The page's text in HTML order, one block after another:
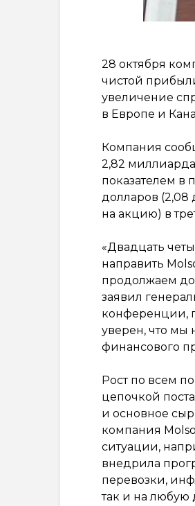
28 октября
чистой
увеличение
в Европе и
Компания
2,82
показателем в
долларов (2,08
на акцию) в
«Двадцать
направить
продолжаем
заявил
конференции,
уверен, что мы
финансового
Рост по всем
цепочкой
и основное
компания
ситуации,
внедрила
перевозки,
так и на